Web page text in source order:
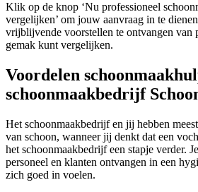
Klik op de knop ‘Nu professioneel
vergelijken’ om jouw aanvraag in te
vrijblijvende voorstellen te ontvangen van
gemak kunt vergelijken.
Voordelen
schoonmaakbedrijf
Het schoonmaakbedrijf en jij hebben
van schoon, wanneer jij denkt dat een
het schoonmaakbedrijf een stapje verder.
personeel en klanten ontvangen in een
zich goed in voelen.